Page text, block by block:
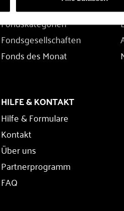
Fondssuche
Fondskategorien
Fondsgesellschaften
Fonds des Monat
HILFE & KONTAKT
Hilfe & Formulare
Kontakt
Über uns
Partnerprogramm
FAQ